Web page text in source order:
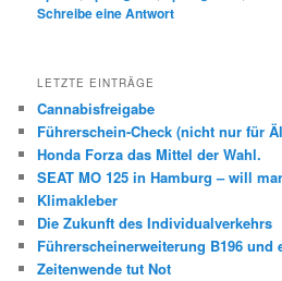
Schreibe eine Antwort
LETZTE EINTRÄGE
Cannabisfreigabe
Führerschein-Check (nicht nur für
Honda Forza das Mittel der Wahl.
SEAT MO 125 in Hamburg – will
Klimakleber
Die Zukunft des Individualverkehrs
Führerscheinerweiterung B196 und
Zeitenwende tut Not